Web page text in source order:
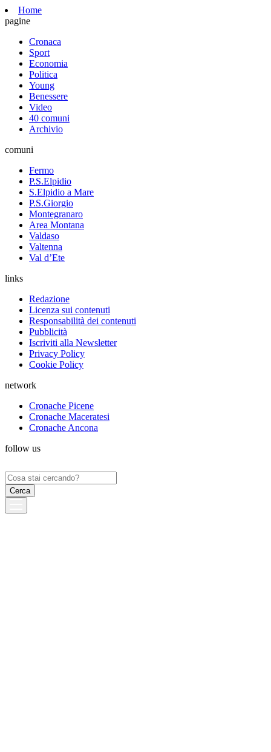
Home
pagine
Cronaca
Sport
Economia
Politica
Young
Benessere
Video
40 comuni
Archivio
comuni
Fermo
P.S.Elpidio
S.Elpidio a Mare
P.S.Giorgio
Montegranaro
Area Montana
Valdaso
Valtenna
Val d’Ete
links
Redazione
Licenza sui contenuti
Responsabilità dei contenuti
Pubblicità
Iscriviti alla Newsletter
Privacy Policy
Cookie Policy
network
Cronache Picene
Cronache Maceratesi
Cronache Ancona
follow us
Ricerca
per: